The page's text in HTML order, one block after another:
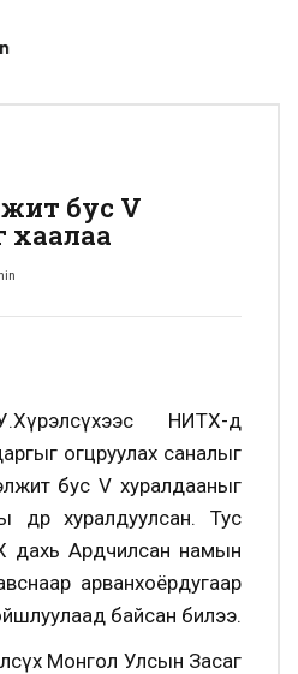
бус V
хаалаа
НИТХ-д
огцруулах саналыг
бус V хуралдааныг
өдөр хуралдуулсан. Тус
дахь Ардчилсан намын
арванхоёрдугаар
байсан билээ.
Монгол Улсын Засаг